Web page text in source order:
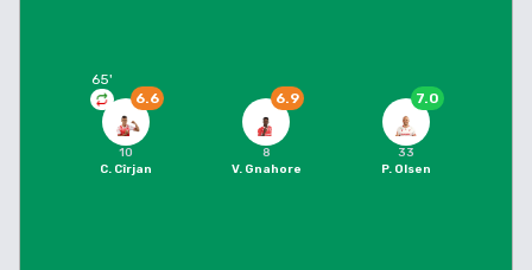
6.6
65'
10
C. Cîrjan
6.9
8
V. Gnahore
7.0
33
P. Olsen